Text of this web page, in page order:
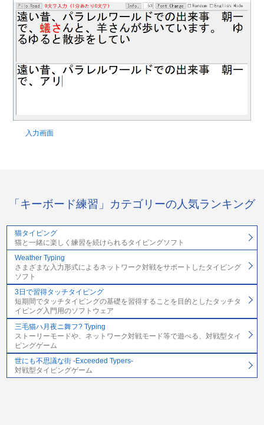
入力画面
「キーボード練習」カテゴリーの人気ランキング
猫タイピング
猫と一緒に楽しく練習を続けられるタイピングソフト
Weather Typing
さまざまな入力形式によるネットワーク対戦をサポートしたタイピング
ソフト
3日で習得タッチタイピング
短期間でタッチタイピングの基礎を習得することを目的としたタッチタ
イピング入門用のソフトウェア
三毛猫ハ月夜ニ舞フ? Typing
ストーリーモードや、ネットワーク対戦モード等で遊べる、対戦型タイ
ピングゲーム
世にも不思議な街 -Exceeded Typers-
対戦型タイピングゲーム